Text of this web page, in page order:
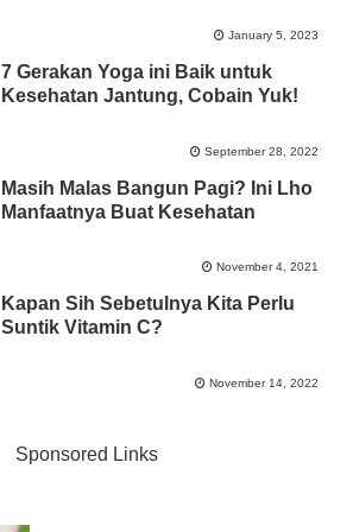
January 5, 2023
7 Gerakan Yoga ini Baik untuk
Kesehatan Jantung, Cobain Yuk!
September 28, 2022
Masih Malas Bangun Pagi? Ini Lho
Manfaatnya Buat Kesehatan
November 4, 2021
Kapan Sih Sebetulnya Kita Perlu
Suntik Vitamin C?
November 14, 2022
Sponsored Links